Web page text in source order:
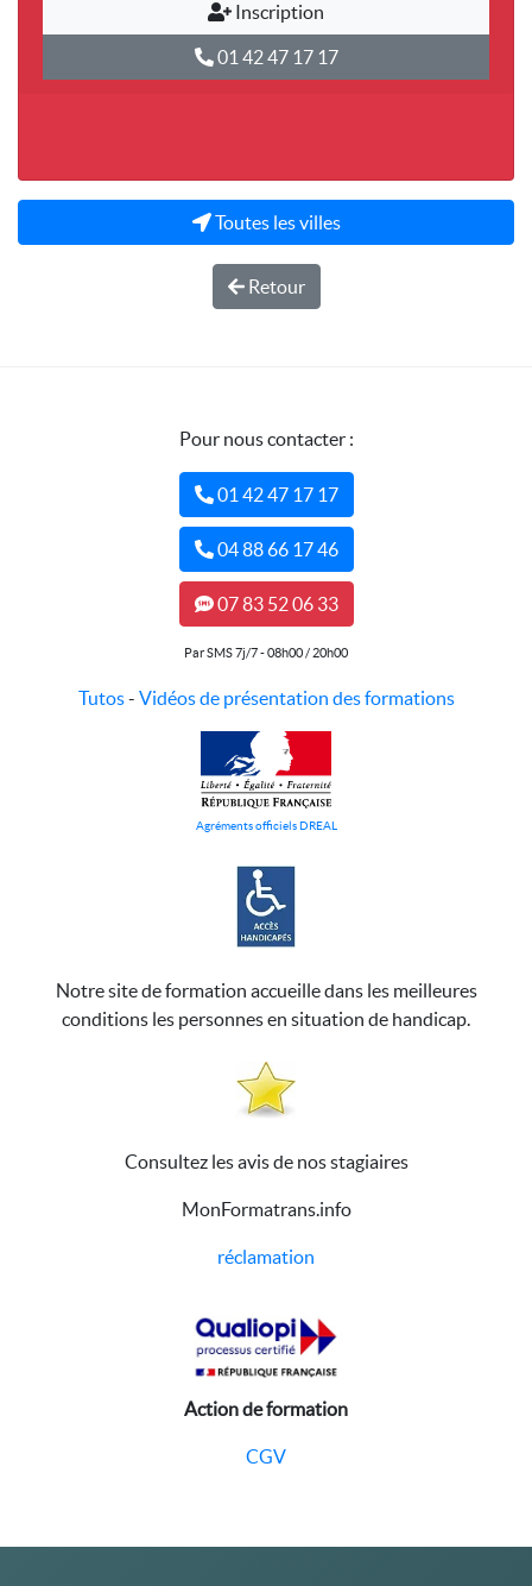
Inscription
01 42 47 17 17
Toutes les villes
Retour
Pour nous contacter :
01 42 47 17 17
04 88 66 17 46
07 83 52 06 33
Par SMS 7j/7 - 08h00 / 20h00
Tutos- Vidéos de présentation des formations
Agréments officiels DREAL
Notre site de formation accueille dans les meilleures
conditions les personnes en situation de handicap.
Consultez les avis de nos stagiaires
MonFormatrans.info
réclamation
Action de formation
CGV